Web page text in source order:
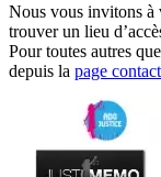
Nous vous invitons à
trouver un lieu
Pour toutes autres
depuis la page contact